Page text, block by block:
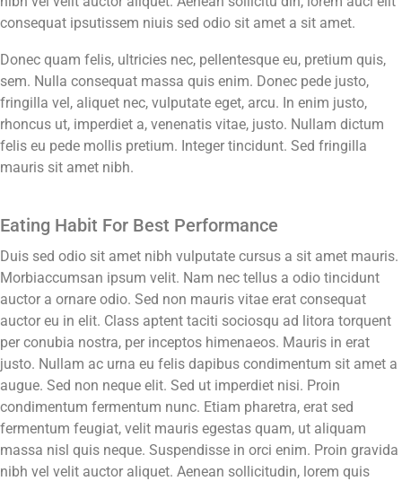
consequat ipsutissem niuis sed odio sit amet a sit amet.
Donec quam felis, ultricies nec, pellentesque eu, pretium quis,
sem. Nulla consequat massa quis enim. Donec pede justo,
fringilla vel, aliquet nec, vulputate eget, arcu. In enim justo,
rhoncus ut, imperdiet a, venenatis vitae, justo. Nullam dictum
felis eu pede mollis pretium. Integer tincidunt. Sed fringilla
mauris sit amet nibh.
Eating Habit For Best Performance
Duis sed odio sit amet nibh vulputate cursus a sit amet mauris.
Morbiaccumsan ipsum velit. Nam nec tellus a odio tincidunt
auctor a ornare odio. Sed non mauris vitae erat consequat
auctor eu in elit. Class aptent taciti sociosqu ad litora torquent
per conubia nostra, per inceptos himenaeos. Mauris in erat
justo. Nullam ac urna eu felis dapibus condimentum sit amet a
augue. Sed non neque elit. Sed ut imperdiet nisi. Proin
condimentum fermentum nunc. Etiam pharetra, erat sed
fermentum feugiat, velit mauris egestas quam, ut aliquam
massa nisl quis neque. Suspendisse in orci enim. Proin gravida
nibh vel velit auctor aliquet. Aenean sollicitudin, lorem quis